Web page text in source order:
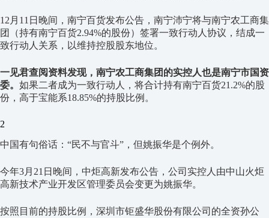
12月11日晚间，南宁百货发布公告，南宁沛宁将与南宁农工商集
团（持有南宁百货2.94%的股份）签署一致行动人协议，结成一
致行动人关系，以维持控股股东地位。
一见君查阅资料发现，南宁农工商集团的实控人也是南宁市国资
委。 如果二者成为一致行动人，将合计持有南宁百货21.2%的股
份，高于宝能系18.85%的持股比例。
2
中国有句俗话：“民不与官斗”，但姚振华是个例外。
今年3月21日晚间，中炬高新发布公告，公司实控人由中山火炬
高新技术产业开发区管理委员会变更为姚振华。
按照目前的持股比例，深圳市钜盛华股份有限公司的全资孙公